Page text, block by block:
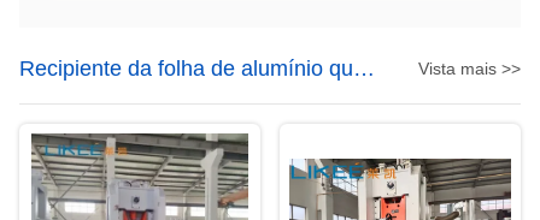
Recipiente da folha de alumínio que
faz a máquina
Vista mais >>